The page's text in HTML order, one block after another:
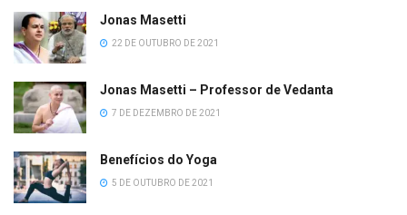
Jonas Masetti
22 DE OUTUBRO DE 2021
Jonas Masetti – Professor de Vedanta
7 DE DEZEMBRO DE 2021
Benefícios do Yoga
5 DE OUTUBRO DE 2021